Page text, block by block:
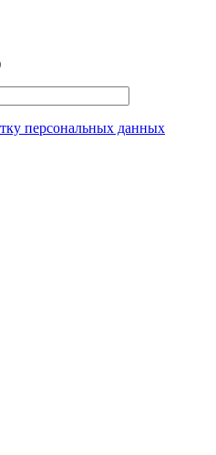
персональных данных